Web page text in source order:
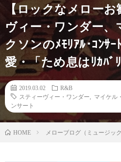
【ロックなメロー
ヴィー・ワンダー、
クソンのﾒﾓﾘｱﾙ･ｺﾝｻ
愛・「ため息はﾘｶﾊﾞ
2019.03.02
R&B
スティーヴィー・ワンダー
マイケル
ンサート
HOME メローブログ（ミュージック